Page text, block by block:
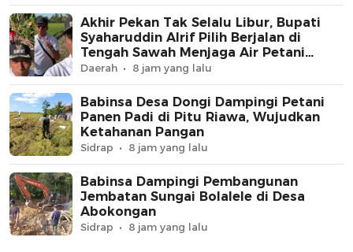
Akhir Pekan Tak Selalu Libur, Bupati
Syaharuddin Alrif Pilih Berjalan di
Tengah Sawah Menjaga Air Petani
Sidrap
Daerah 8 jam yang lalu
Babinsa Desa Dongi Dampingi Petani
Panen Padi di Pitu Riawa, Wujudkan
Ketahanan Pangan
Sidrap 8 jam yang lalu
Babinsa Dampingi Pembangunan
Jembatan Sungai Bolalele di Desa
Abokongan
Sidrap 8 jam yang lalu